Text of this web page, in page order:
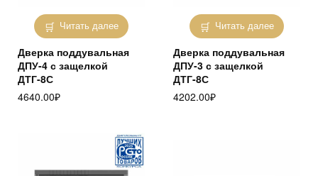
Читать далее
Дверка поддувальная
ДПУ-4 с защелкой
ДТГ-8С
4640.00₽
Читать далее
Дверка поддувальная
ДПУ-3 с защелкой
ДТГ-8С
4202.00₽